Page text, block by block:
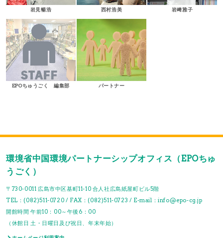
岩見暢浩 西村浩美 岩﨑雅子
EPOちゅうごく 編集部 パートナー
環境省中国環境パートナーシップオフィス（EPOちゅ
うごく）
〒730-0011 広島市中区基町11-10 合人社広島紙屋町ビル5階
TEL：(082)511-0720 / FAX：(082)511-0723 / E-mail：info@epo-cg.jp
開館時間 午前10：00～午後6：00
（休館日 土・日曜日及び祝日、年末年始）